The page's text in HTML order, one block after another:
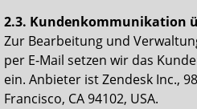
2.3. Kundenkommunikation
Zur Bearbeitung und
per E-Mail setzen wir das
ein. Anbieter ist Zendesk Inc.,
Francisco, CA 94102, USA.